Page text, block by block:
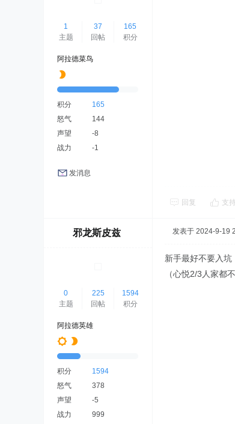
1
主题
37
回帖
165
积分
阿拉德菜鸟
积分
165
怒气
144
声望
-8
战力
-1
发消息
回复 支持
邪龙斯皮兹
0
主题
225
回帖
1594
积分
阿拉德英雄
积分
1594
怒气
378
声望
-5
战力
999
发表于 2024-9-19
新手最好不要入
（心悦2/3人家都